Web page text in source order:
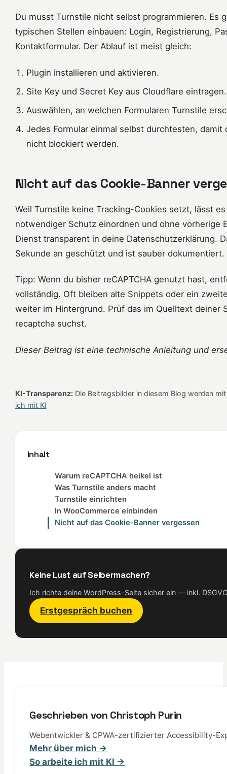
Du musst Turnstile nicht selbst programmieren. Es
typischen Stellen einbauen: Login, Registrierung,
Kontaktformular. Der Ablauf ist meist gleich:
Plugin installieren und aktivieren.
Site Key und Secret Key aus Cloudflare eintragen.
Auswählen, an welchen Formularen Turnstile
Jedes Formular einmal selbst durchtesten,
nicht blockiert werden.
Nicht auf das Cookie-Banner
Weil Turnstile keine Tracking-Cookies setzt, lässt
notwendiger Schutz einordnen und ohne vorherige
Dienst transparent in deine Datenschutzerklärung.
Sekunde an geschützt und ist sauber dokumentiert.
Tipp: Wenn du bisher reCAPTCHA genutzt hast,
vollständig. Oft bleiben alte Snippets oder ein
weiter im Hintergrund. Prüf das im Quelltext deiner
recaptcha suchst.
Dieser Beitrag ist eine technische Anleitung und
KI-Transparenz:Die Beitragsbilder in diesem Blog werden
ich mit KI
Inhalt
Warum reCAPTCHA heikel ist
Was Turnstile anders macht
Turnstile einrichten
In WooCommerce einbinden
Nicht auf das Cookie-Banner vergessen
Keine Lust auf Selbermachen?
Ich richte deine WordPress-Seite sicher ein — inkl.
Erstgespräch buchen
Geschrieben von Christoph Purin
Webentwickler & CPWA-zertifizierter Accessibility-
Mehr über mich →
So arbeite ich mit KI →